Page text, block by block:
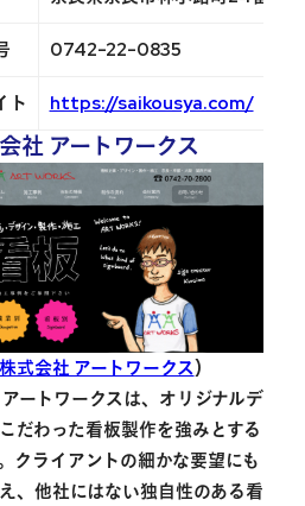
0742-22-0835
ト https://saikousya.com/
社 アートワークス
株式会社 アートワークス）
ートワークスは、オリジナルデ
だわった看板製作を強みとする
クライアントの細かな要望にも
、 他社にはない独自性のある看